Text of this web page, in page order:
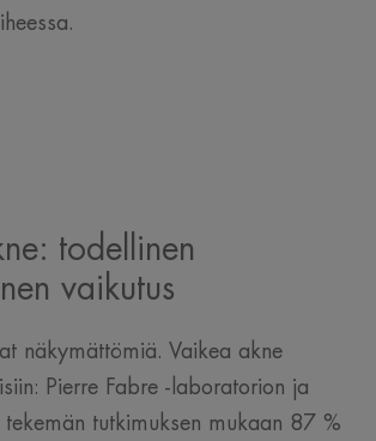
todellinen
vaikutus
näkymättömiä. Vaikea akne
Pierre Fabre -laboratorion ja
tekemän tutkimuksen mukaan 87 %